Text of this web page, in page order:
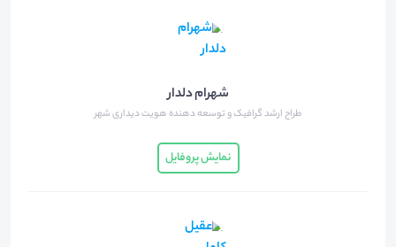
شهرام دلدار
طراح ارشد گرافیک و توسعه دهنده هویت دیداری شهر
نمایش پروفایل